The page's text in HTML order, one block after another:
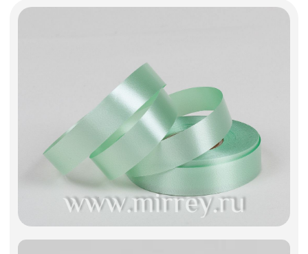
Пакеты для цветов и подарков
Игрушки мягкие